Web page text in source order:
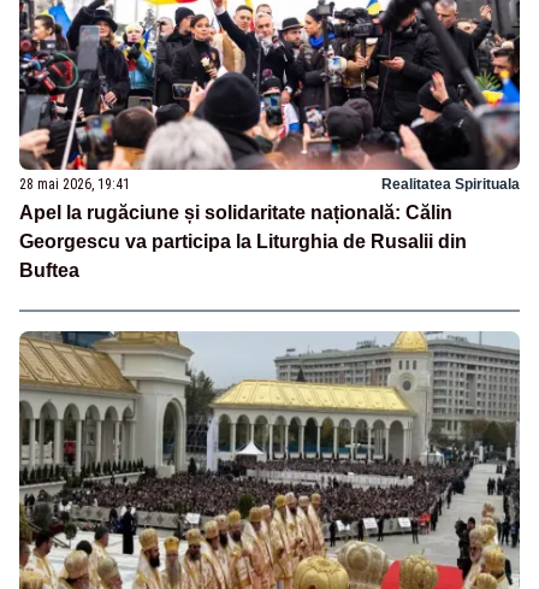
28 mai 2026, 19:41 Realitatea Spirituala
Apel la rugăciune și solidaritate națională: Călin
Georgescu va participa la Liturghia de Rusalii din
Buftea